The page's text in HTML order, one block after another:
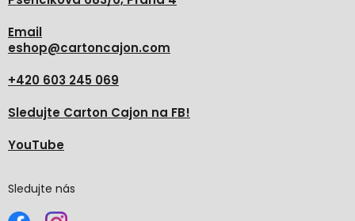
Email
eshop@cartoncajon.com
+420 603 245 069
Sledujte Carton Cajon na FB!
YouTube
Sledujte nás